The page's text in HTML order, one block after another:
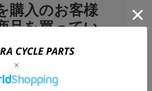
購入のお客様
品を買ってい
ます